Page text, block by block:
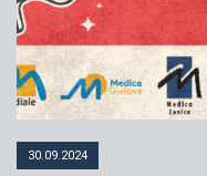
30.09.2024